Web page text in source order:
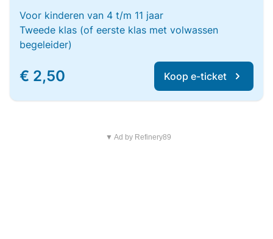
Voor kinderen van 4 t/m 11 jaar
Tweede klas (of eerste klas met volwassen
begeleider)
€ 2,50 Koop e-ticket
▼ Ad by Refinery89